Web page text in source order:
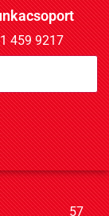
459 9217
57